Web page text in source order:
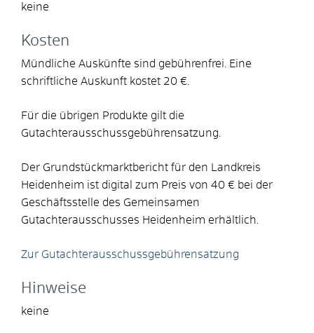
keine
Kosten
Mündliche Auskünfte sind gebührenfrei. Eine
schriftliche Auskunft kostet 20 €.
Für die übrigen Produkte gilt die
Gutachterausschussgebührensatzung.
Der Grundstückmarktbericht für den Landkreis
Heidenheim ist digital zum Preis von 40 € bei der
Geschäftsstelle des Gemeinsamen
Gutachterausschusses Heidenheim erhältlich.
Zur Gutachterausschussgebührensatzung
Hinweise
keine